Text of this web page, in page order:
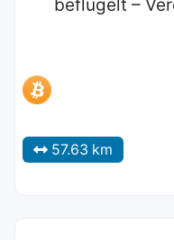
beflügelt –
57.63 km